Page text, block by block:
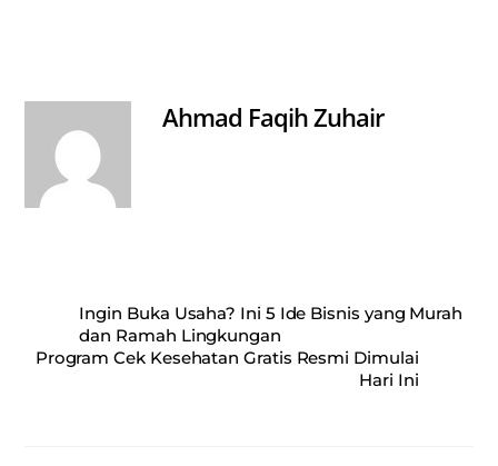
pp Ahmad Faqih Zuhair
Ingin Buka Usaha? Ini 5 Ide Bisnis yang Murah
dan Ramah Lingkungan
Program Cek Kesehatan Gratis Resmi Dimulai
Hari Ini